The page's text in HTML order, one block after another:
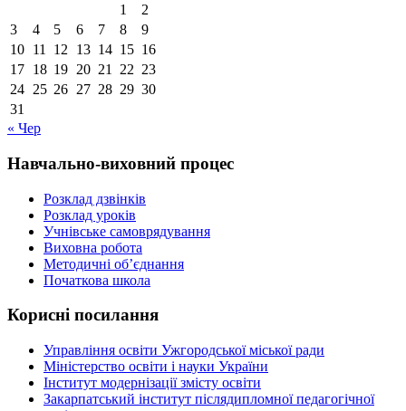
1
2
3
4 5 6 7 8
9
10 11 12 13 14 15 16
17 18 19 20 21 22 23
24 25 26 27 28 29 30
31
« Чер
Навчально-виховний процес
Розклад дзвінків
Розклад уроків
Учнівське самоврядування
Виховна робота
Методичні об’єднання
Початкова школа
Корисні посилання
Управління освіти Ужгородської міської ради
Міністерство освіти і науки України
Інститут модернізації змісту освіти
Закарпатський інститут післядипломної педагогічної